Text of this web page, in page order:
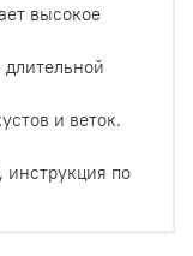
высокое
длительной
и веток.
инструкция по